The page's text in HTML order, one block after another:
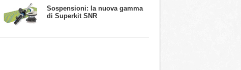
​Sospensioni: la nuova gamma
di Superkit SNR